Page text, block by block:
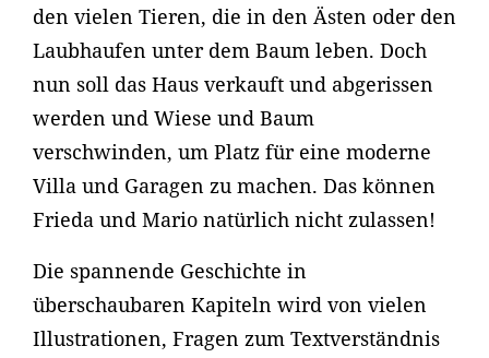
den vielen Tieren, die in den Ästen oder den
Laubhaufen unter dem Baum leben. Doch
nun soll das Haus verkauft und abgerissen
werden und Wiese und Baum
verschwinden, um Platz für eine moderne
Villa und Garagen zu machen. Das können
Frieda und Mario natürlich nicht zulassen!
Die spannende Geschichte in
überschaubaren Kapiteln wird von vielen
Illustrationen, Fragen zum Textverständnis